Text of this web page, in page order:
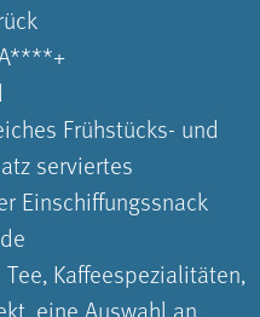
Frühstücks- und
serviertes
Einschiffungssnack
Kaffeespezialitäten,